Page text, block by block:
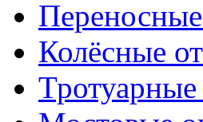
Колёсные
Тротуарные